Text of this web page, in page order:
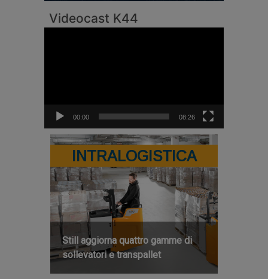
Videocast K44
00:00 08:26
INTRALOGISTICA
Still aggiorna quattro gamme di
sollevatori e transpallet